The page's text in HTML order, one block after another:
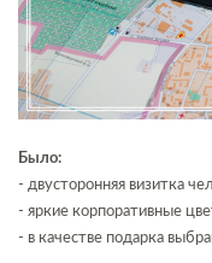
Было:
- двусторонняя визитка
- яркие корпоративные
- в качестве подарка